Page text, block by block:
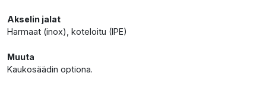
Akselin jalat
Harmaat (inox), koteloitu (IPE)
Muuta
Kaukosäädin optiona.